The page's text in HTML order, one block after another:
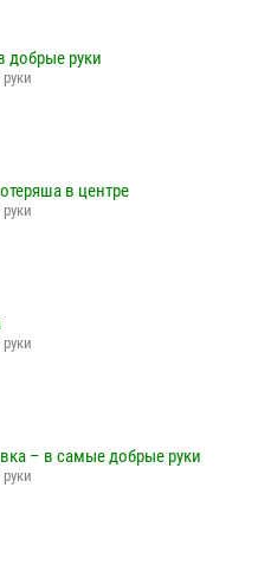
добрые руки
в центре
– в самые добрые руки